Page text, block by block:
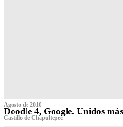
Agosto de 2010
Doodle 4, Google. Unidos
Castillo de Chapultepec